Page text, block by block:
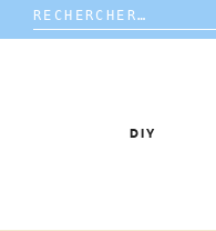
Rechercher :
DIY